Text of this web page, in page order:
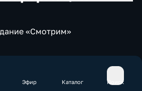
Эфир Каталог Поиск
«Смотрим»